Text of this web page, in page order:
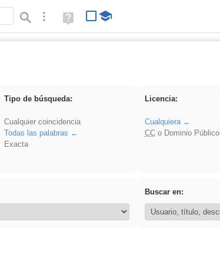
Búsqueda avanzada
Ayuda
(en
Tipo de búsqueda:
Cualquier coincidencia
Todas las palabras
Exacta
Licencia:
Cualquiera
CCo Dominio Público
Buscar en: